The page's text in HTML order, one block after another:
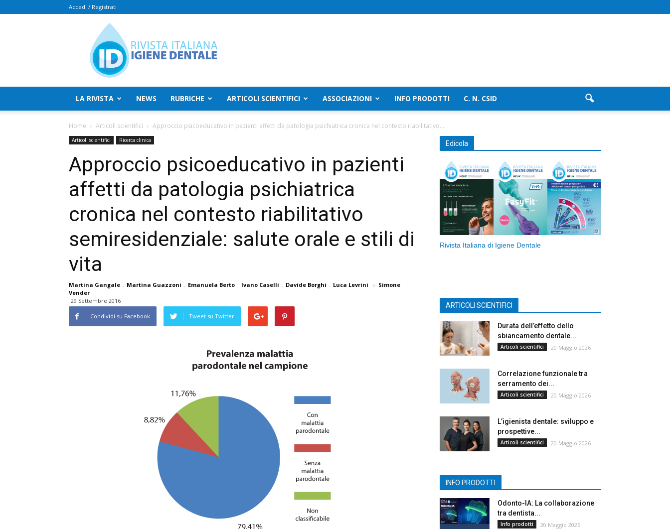
Accedi / Registrati
Rivista
Italiana
Igiene
Dentale
LA RIVISTA NEWS RUBRICHE ARTICOLI SCIENTIFICI ASSOCIAZIONI INFO PRODOTTI C. N. CSID
Home Articoli scientifici Approccio psicoeducativo in pazienti affetti da patologia psichiatrica cronica nel contesto riabilitativo...
Articoli scientifici Ricerca clinica
Approccio psicoeducativo in pazienti
affetti da patologia psichiatrica
cronica nel contesto riabilitativo
semiresidenziale: salute orale e stili di
vita
Martina Gangale , Martina Guazzoni , Emanuela Berto , Ivano Caselli , Davide Borghi , Luca Levrini e Simone
Vender
29 Settembre 2016
Condividi su Facebook Tweet su Twitter
Edicola
Rivista Italiana di Igiene Dentale
ARTICOLI SCIENTIFICI
Durata dell’effetto dello
sbiancamento dentale...
Articoli scientifici 20 Maggio 2026
Correlazione funzionale tra
serramento dei...
Articoli scientifici 20 Maggio 2026
L’igienista dentale: sviluppo e
prospettive...
Articoli scientifici 20 Maggio 2026
INFO PRODOTTI
Odonto-IA: La collaborazione
tra dentista...
Info prodotti 20 Maggio 2026